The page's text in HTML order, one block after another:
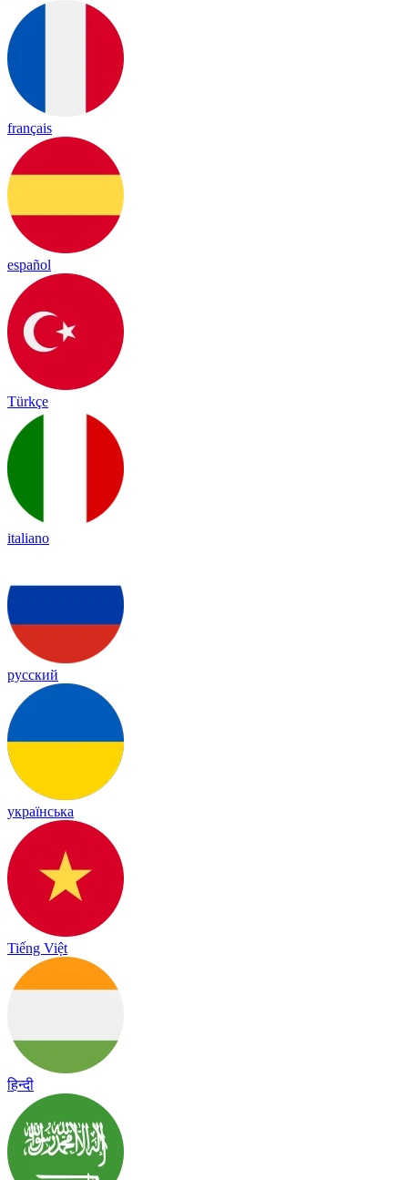
français
español
Türkçe
italiano
русский
українська
Tiếng Việt
हिन्दी